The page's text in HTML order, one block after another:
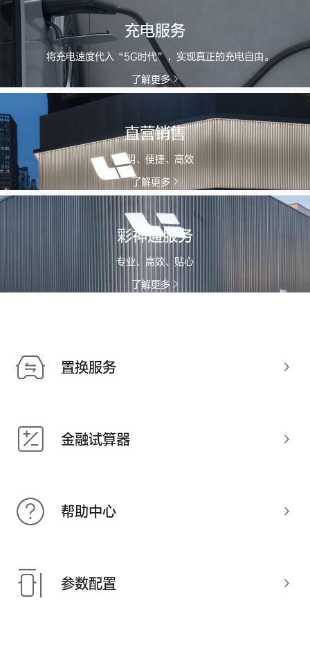
充电服务
将充电速度代入“5G时代”，实现真正的充电自由。
了解更多
直营销售
透明、便捷、高效
了解更多
彩神通服务
专业、高效、贴心
了解更多
置换服务
金融试算器
帮助中心
参数配置